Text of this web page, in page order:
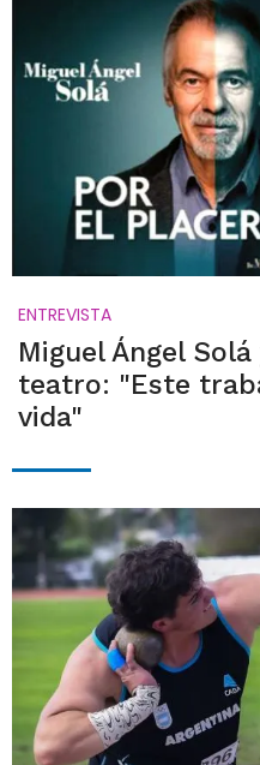
ENTREVISTA
Miguel Ángel
teatro: "Este
vida"